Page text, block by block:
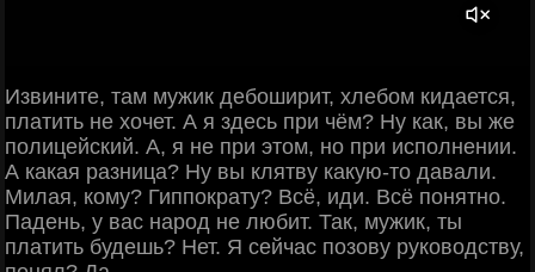
Извините, там мужик дебоширит, хлебом кидается,
платить не хочет. А я здесь при чём? Ну как, вы же
полицейский. А, я не при этом, но при исполнении.
А какая разница? Ну вы клятву какую-то давали.
Милая, кому? Гиппократу? Всё, иди. Всё понятно.
Падень, у вас народ не любит. Так, мужик, ты
платить будешь? Нет. Я сейчас позову руководству,